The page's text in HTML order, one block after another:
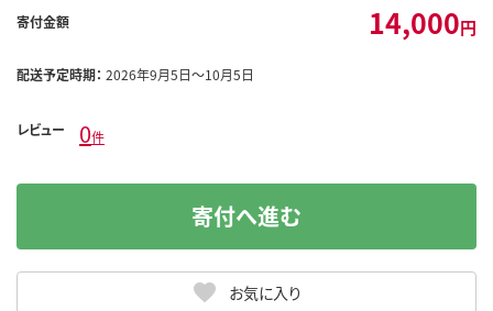
寄付金額 14,000円
配送予定時期： 2026年9月5日～10月5日
レビュー 0件
お気に入り
寄付へ進む